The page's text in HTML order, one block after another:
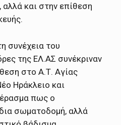
και στην επίθεση
συνέχεια του
της ΕΛ.ΑΣ συνέκριναν
στο Α.Τ. Αγίας
Ηράκλειο και
πως ο
σωματοδομή, αλλά